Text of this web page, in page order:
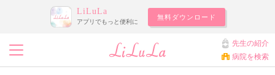
LiLuLa
アプリでもっと便利に
無料ダウンロード
先生の紹介
病院を検索